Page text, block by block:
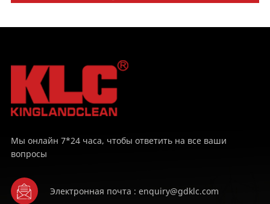
Мы онлайн 7*24 часа, чтобы ответить на все ваши
вопросы
Электронная почта : enquiry@gdklc.com